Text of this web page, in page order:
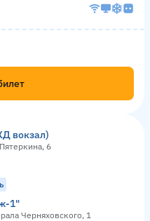
вокзал)
6
1"
Черняховского, 1